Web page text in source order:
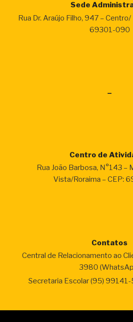
Sede
Rua Dr. Araújo Filho, 947 –
69301-090
–
Centro de
Rua João Barbosa, N°143 –
Vista/Roraima – CEP:
Contatos
Central de Relacionamento ao
3980
Secretaria Escolar (95)